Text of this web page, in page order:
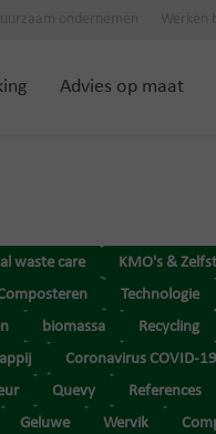
Advies op maat
waste care
KMO's &
Technologie
biomassa
Recycling
Coronavirus COVID-19
Quevy
References
Geluwe Wervik